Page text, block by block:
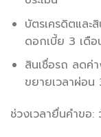
บัตรเครดิตและ
ดอกเบี้ย 3 เดือ
สินเชื่อรถ ลดค่
ขยายเวลาผ่อน
ช่วงเวลายื่นคำข